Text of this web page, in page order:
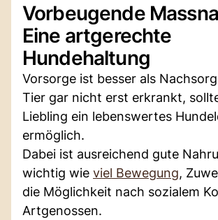
Vorbeugende
Eine artgerechte
Hundehaltung
Vorsorge ist besser als
Tier gar nicht erst erkrankt,
Liebling ein lebenswertes
ermöglich.
Dabei ist ausreichend gute
wichtig wie viel Bewegung,
die Möglichkeit nach sozialem
Artgenossen.